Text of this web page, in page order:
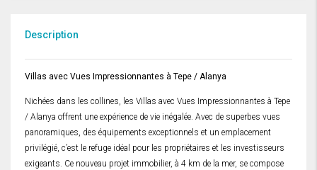
Description
Villas avec Vues Impressionnantes à Tepe / Alanya
Nichées dans les collines, les Villas avec Vues Impressionnantes à Tepe
/ Alanya offrent une expérience de vie inégalée. Avec de superbes vues
panoramiques, des équipements exceptionnels et un emplacement
privilégié, c’est le refuge idéal pour les propriétaires et les investisseurs
exigeants. Ce nouveau projet immobilier, à 4 km de la mer, se compose